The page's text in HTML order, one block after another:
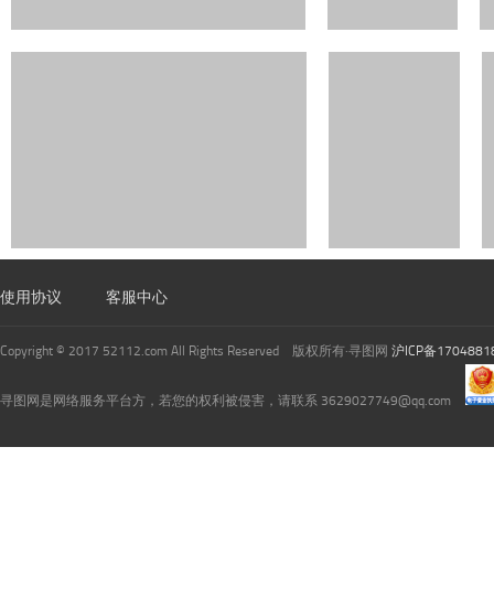
使用协议 客服中心
Copyright © 2017 52112.com All Rights Reserved 版权所有·寻图网 沪ICP备
寻图网是网络服务平台方，若您的权利被侵害，请联系 3629027749@qq.com